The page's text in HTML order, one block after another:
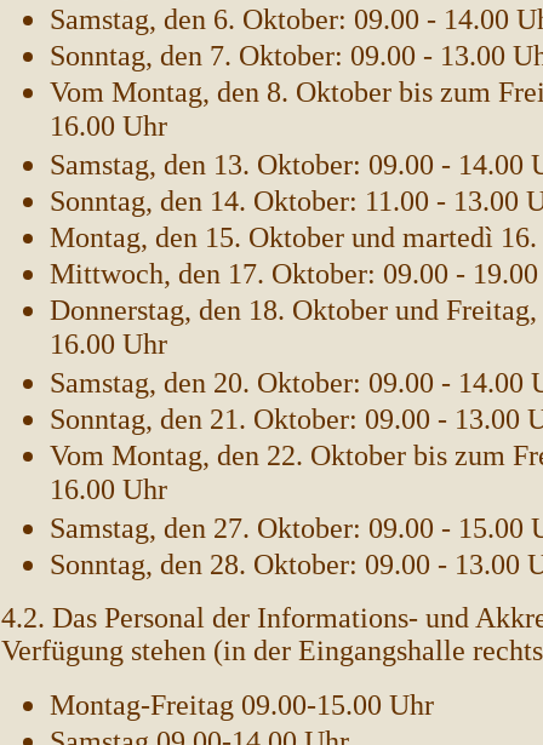
Samstag, den 6. Oktober: 09.00 - 14.00
Sonntag, den 7. Oktober: 09.00 - 13.00
Vom Montag, den 8. Oktober bis zum
16.00 Uhr
Samstag, den 13. Oktober: 09.00 - 14.00
Sonntag, den 14. Oktober: 11.00 - 13.00
Montag, den 15. Oktober und martedì
Mittwoch, den 17. Oktober: 09.00 -
Donnerstag, den 18. Oktober und
16.00 Uhr
Samstag, den 20. Oktober: 09.00 - 14.00
Sonntag, den 21. Oktober: 09.00 - 13.00
Vom Montag, den 22. Oktober bis zum
16.00 Uhr
Samstag, den 27. Oktober: 09.00 - 15.00
Sonntag, den 28. Oktober: 09.00 - 13.00
4.2. Das Personal der Informations- und
Verfügung stehen (in der Eingangshalle
Montag-Freitag 09.00-15.00 Uhr